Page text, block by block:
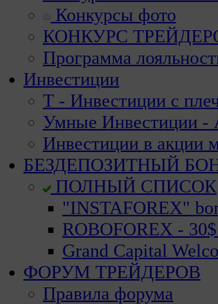
Конкурсы фото
КОНКУРС
Программа
Инвестиции
Т - Инвестиции с
Умные Инвестиции -
Инвестиции в акции
БЕЗДЕПОЗИТНЫЙ
ПОЛНЫЙ СПИСОК
"INSTAFOREX"
ROBOFOREX -
Grand Capital
ФОРУМ ТРЕЙДЕРОВ
Правила форума